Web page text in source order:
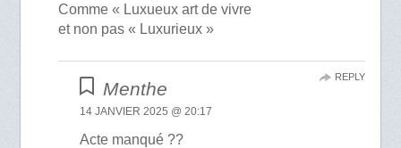
Comme « Luxueux art de vivre
et non pas « Luxurieux »
Menthe
14 JANVIER 2025 @ 20:17
Acte manqué ??
REPLY